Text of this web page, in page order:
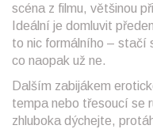
scéna z filmu, většinou
Ideální je domluvit
to nic formálního – stačí
co naopak už ne.
Dalším zabijákem
tempa nebo třesoucí se
zhluboka dýchejte,